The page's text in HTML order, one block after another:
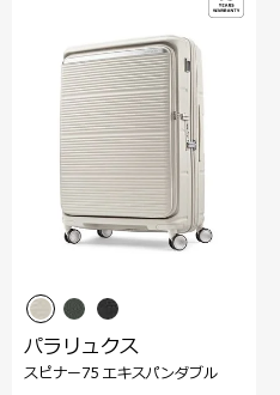
パラリュクス
スピナー75 エキスパンダブル